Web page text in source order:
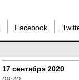
Facebook
17 сентября 2020